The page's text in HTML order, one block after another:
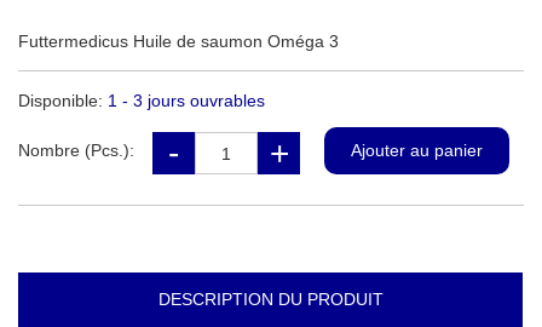
Futtermedicus Huile de saumon Oméga 3
Disponible: 1 - 3 jours ouvrables
Nombre (Pcs.):
DESCRIPTION DU PRODUIT